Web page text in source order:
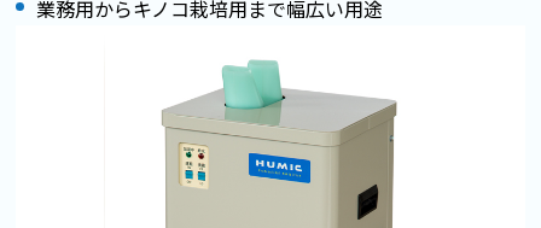
業務用からキノコ栽培用まで幅広い用途